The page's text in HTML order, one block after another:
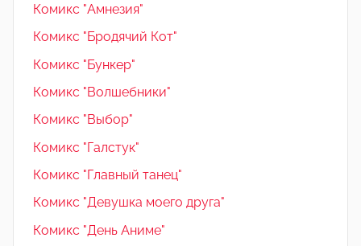
Комикс "Амнезия"
Комикс "Бродячий Кот"
Комикс "Бункер"
Комикс "Волшебники"
Комикс "Выбор"
Комикс "Галстук"
Комикс "Главный танец"
Комикс "Девушка моего друга"
Комикс "День Аниме"